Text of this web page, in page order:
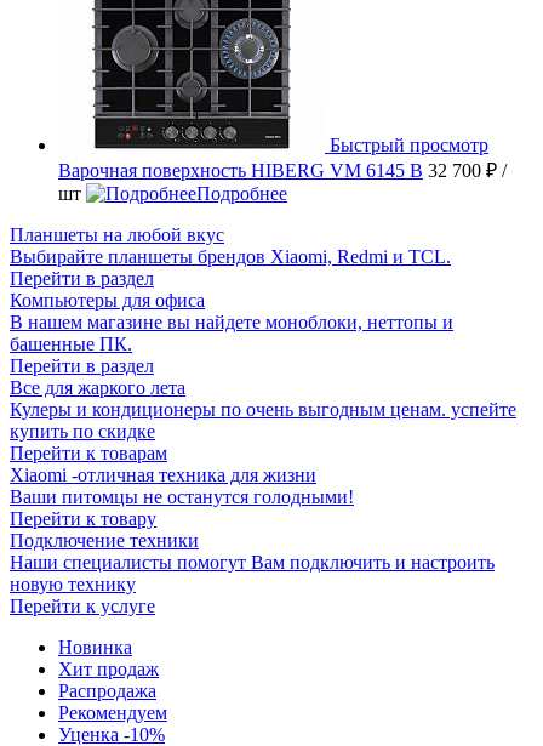
Быстрый просмотр
Варочная поверхность HIBERG VM 6145 B 32 700 ₽ /
шт
Подробнее
Планшеты на любой вкус
Выбирайте планшеты брендов Xiaomi, Redmi и TCL.
Перейти в раздел
Компьютеры для офиса
В нашем магазине вы найдете моноблоки, неттопы и
башенные ПК.
Перейти в раздел
Все для жаркого лета
Кулеры и кондиционеры по очень выгодным ценам. успейте
купить по скидке
Перейти к товарам
Xiaomi -отличная техника для жизни
Ваши питомцы не останутся голодными!
Перейти к товару
Подключение техники
Наши специалисты помогут Вам подключить и настроить
новую технику
Перейти к услуге
Новинка
Хит продаж
Распродажа
Рекомендуем
Уценка -10%